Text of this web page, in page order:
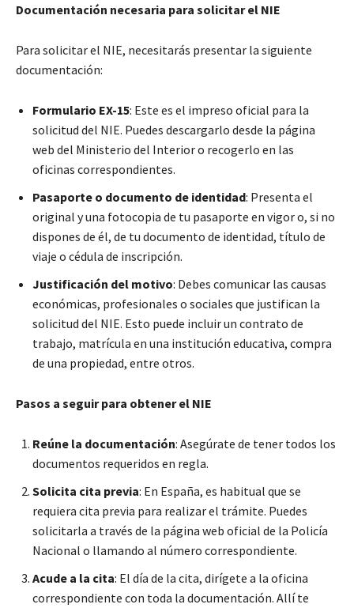
Documentación necesaria para solicitar el NIE
Para solicitar el NIE, necesitarás presentar la siguiente
documentación:
Formulario EX-15: Este es el impreso oficial para la
solicitud del NIE. Puedes descargarlo desde la página
web del Ministerio del Interior o recogerlo en las
oficinas correspondientes.
Pasaporte o documento de identidad: Presenta el
original y una fotocopia de tu pasaporte en vigor o, si no
dispones de él, de tu documento de identidad, título de
viaje o cédula de inscripción.
Justificación del motivo: Debes comunicar las causas
económicas, profesionales o sociales que justifican la
solicitud del NIE. Esto puede incluir un contrato de
trabajo, matrícula en una institución educativa, compra
de una propiedad, entre otros.
Pasos a seguir para obtener el NIE
Reúne la documentación: Asegúrate de tener todos los
documentos requeridos en regla.
Solicita cita previa: En España, es habitual que se
requiera cita previa para realizar el trámite. Puedes
solicitarla a través de la página web oficial de la Policía
Nacional o llamando al número correspondiente.
Acude a la cita: El día de la cita, dirígete a la oficina
correspondiente con toda la documentación. Allí te